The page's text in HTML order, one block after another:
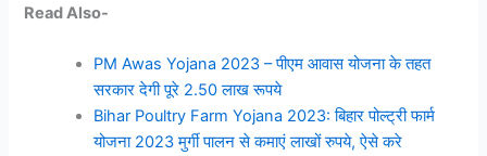
Read Also-
PM Awas Yojana 2023 – पीएम आवास योजना के तहत
सरकार देगी पूरे 2.50 लाख रूपये
Bihar Poultry Farm Yojana 2023: बिहार पोल्ट्री फार्म
योजना 2023 मुर्गी पालन से कमाएं लाखों रुपये, ऐसे करे